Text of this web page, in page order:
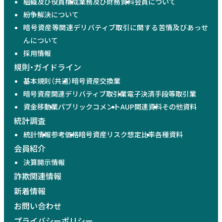
紛争解決について
暗号資産等関連デリバティブ取引に関する苦情及びあっせ
んについて
採用情報
規則・ガイドライン
基本規則（共通）暗号資産交換業
暗号資産関連デリバティブ取引業電子決済手段等取引業
資金移動業パブリックコメントAUP関連資料その他資料
統計調査
統計情報参考価格暗号資産リスク想定比率各種資料
会員紹介
決算開示情報
詐欺関連情報
新着情報
お問い合わせ